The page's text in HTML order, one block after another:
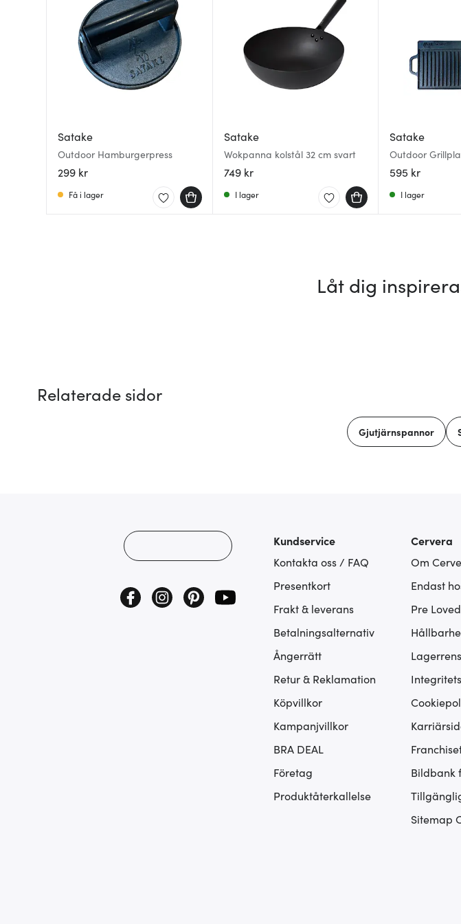
Satake
Outdoor Hamburgerpress
299 kr
Få i lager
Satake
Wokpanna kolstål 32 cm svart
749 kr
I lager
Satake
Outdoor
595 kr
I lager
Låt dig
Relaterade sidor
Gjutjärnspannor
Kundservice
Kontakta oss / FAQ
Presentkort
Frakt & leverans
Betalningsalternativ
Ångerrätt
Retur & Reklamation
Köpvillkor
Kampanjvillkor
BRA DEAL
Företag
Produktåterkallelse
Cervera
Om
Endast
Pre Loved
Bildbank
Sitemap